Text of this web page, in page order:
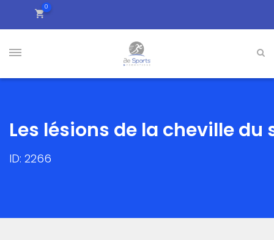
0
Les lésions de la cheville du
ID: 2266